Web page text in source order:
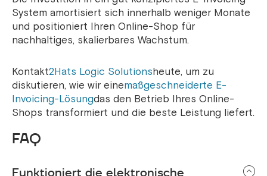
System amortisiert sich innerhalb weniger Monate
und positioniert Ihren Online-Shop für
nachhaltiges, skalierbares Wachstum.
Kontakt2Hats Logic Solutionsheute, um zu
diskutieren, wie wir einemaßgeschneiderte E-
Invoicing-Lösungdas den Betrieb Ihres Online-
Shops transformiert und die beste Leistung liefert.
FAQ
Funktioniert die elektronische